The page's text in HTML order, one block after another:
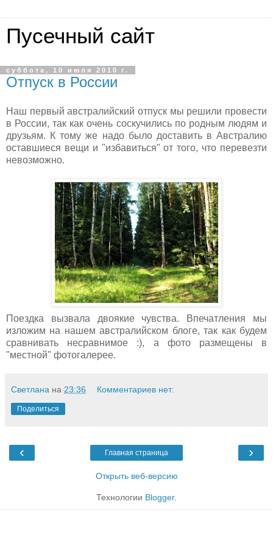
Пусечный сайт
суббота, 10 июля 2010 г.
Отпуск в России
Наш первый австралийский отпуск мы решили провести
в России, так как очень соскучились по родным людям и
друзьям. К тому же надо было доставить в Австралию
оставшиеся вещи и "избавиться" от того, что перевезти
невозможно.
Поездка вызвала двоякие чувства. Впечатления мы
изложим на нашем австралийском блоге, так как будем
сравнивать несравнимое :), а фото размещены в
"местной" фотогалерее.
Светлана на 23:36 Комментариев нет:
Поделиться
‹ ›
Главная страница
Открыть веб-версию
Технологии Blogger.